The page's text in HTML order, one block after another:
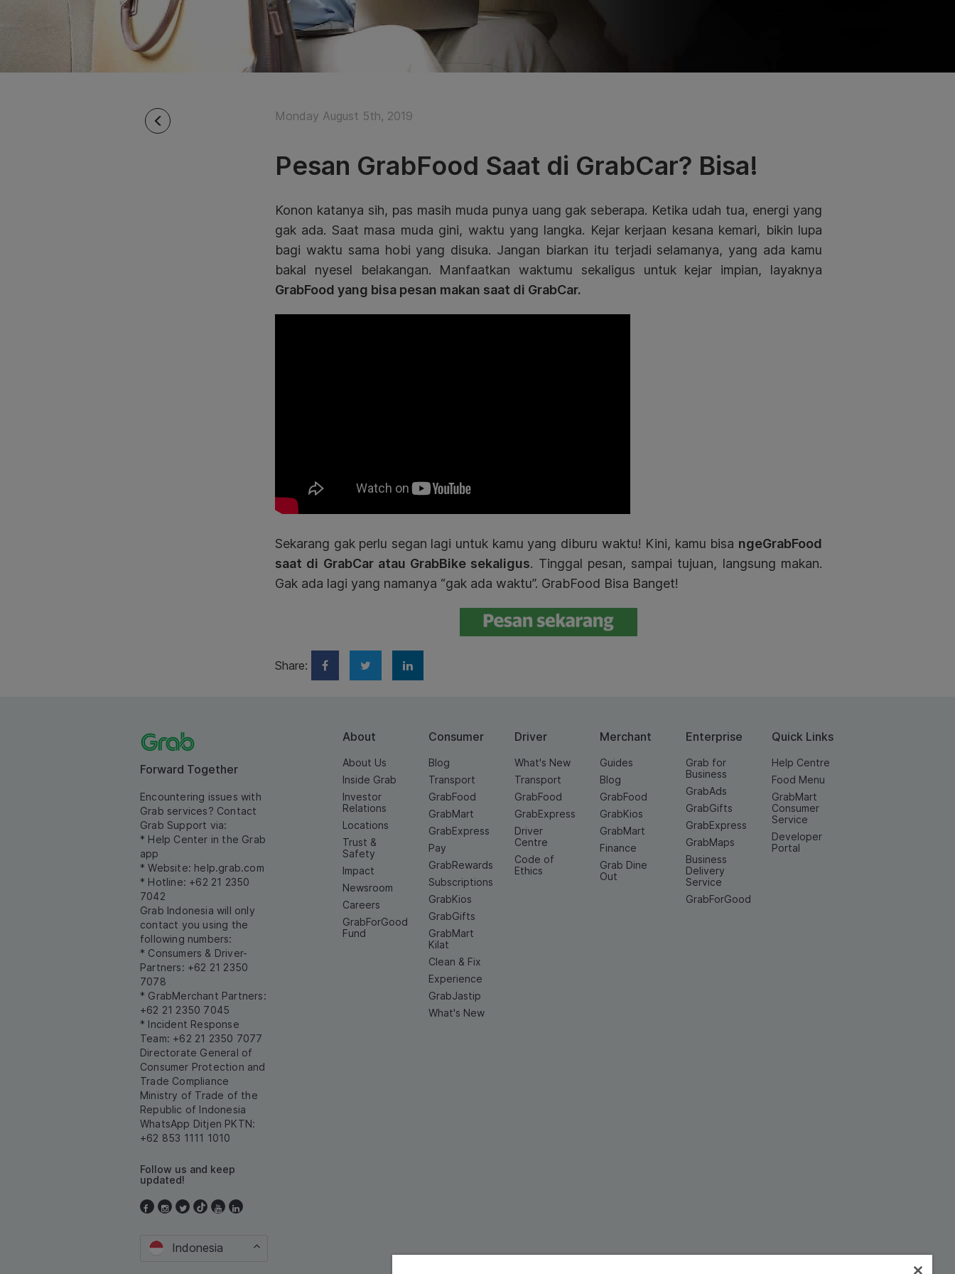
Monday August 5th, 2019
Pesan GrabFood Saat di GrabCar? Bisa!
Konon katanya sih, pas masih muda punya uang gak seberapa. Ketika udah tua, energi yang
gak ada. Saat masa muda gini, waktu yang langka. Kejar kerjaan kesana kemari, bikin lupa
bagi waktu sama hobi yang disuka. Jangan biarkan itu terjadi selamanya, yang ada kamu
bakal nyesel belakangan. Manfaatkan waktumu sekaligus untuk kejar impian, layaknya
GrabFood yang bisa pesan makan saat di GrabCar.
Sekarang gak perlu segan lagi untuk kamu yang diburu waktu! Kini, kamu bisa ngeGrabFood
saat di GrabCar atau GrabBike sekaligus. Tinggal pesan, sampai tujuan, langsung makan.
Gak ada lagi yang namanya “gak ada waktu”. GrabFood Bisa Banget!
Share:
Forward Together
Encountering issues with
Grab services? Contact
Grab Support via:
* Help Center in the Grab
app
* Website: help.grab.com
* Hotline: +62 21 2350
7042
Grab Indonesia will only
contact you using the
following numbers:
* Consumers & Driver-
Partners: +62 21 2350
7078
* GrabMerchant Partners:
+62 21 2350 7045
* Incident Response
Team: +62 21 2350 7077
Directorate General of
Consumer Protection and
Trade Compliance
Ministry of Trade of the
Republic of Indonesia
WhatsApp Ditjen PKTN:
+62 853 1111 1010
Follow us and keep
updated!
Indonesia
About
About Us
Inside Grab
Investor
Relations
Locations
Trust &
Safety
Impact
Newsroom
Careers
GrabForGood
Fund
Consumer
Blog
Transport
GrabFood
GrabMart
GrabExpress
Pay
GrabRewards
Subscriptions
GrabKios
GrabGifts
GrabMart
Kilat
Clean & Fix
Experience
GrabJastip
What's New
Driver
What's New
Transport
GrabFood
GrabExpress
Driver
Centre
Code of
Ethics
Merchant
Guides
Blog
GrabFood
GrabKios
GrabMart
Finance
Grab Dine
Out
Enterprise
Grab for
Business
GrabAds
GrabGifts
GrabExpress
GrabMaps
Business
Delivery
Service
GrabForGood
Quick Links
Help Centre
Food Menu
GrabMart
Consumer
Service
Developer
Portal